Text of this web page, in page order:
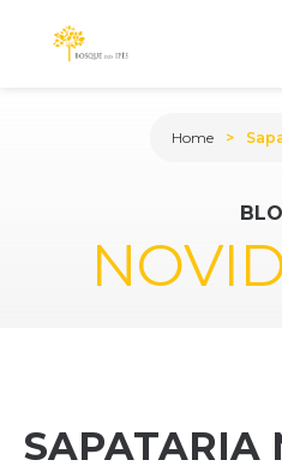
Home
SAPATARIA